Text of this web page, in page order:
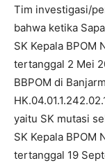
Tim investigasi/
bahwa ketika
SK Kepala BPOM
tertanggal 2 Mei
BBPOM di
yaitu SK mutasi
SK Kepala BPOM
tertanggal 19